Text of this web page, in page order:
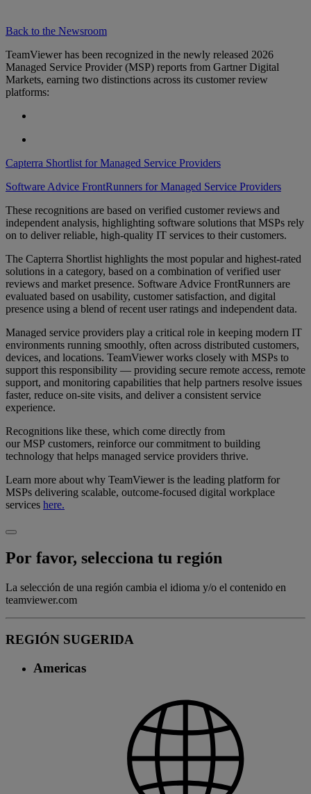
Back to the Newsroom
TeamViewer has been recognized in the newly released 2026
Managed Service Provider (MSP) reports from Gartner Digital
Markets, earning two distinctions across its customer review
platforms:
Capterra Shortlist for Managed Service Providers
Software Advice FrontRunners for Managed Service Providers
These recognitions are based on verified customer reviews and
independent analysis, highlighting software solutions that MSPs rely
on to deliver reliable, high-quality IT services to their customers.
The Capterra Shortlist highlights the most popular and highest-rated
solutions in a category, based on a combination of verified user
reviews and market presence. Software Advice FrontRunners are
evaluated based on usability, customer satisfaction, and digital
presence using a blend of recent user ratings and independent data.
Managed service providers play a critical role in keeping modern IT
environments running smoothly, often across distributed customers,
devices, and locations. TeamViewer works closely with MSPs to
support this responsibility — providing secure remote access, remote
support, and monitoring capabilities that help partners resolve issues
faster, reduce on-site visits, and deliver a consistent service
experience.
Recognitions like these, which come directly from
our MSP customers, reinforce our commitment to building
technology that helps managed service providers thrive.
Learn more about why TeamViewer is the leading platform for
MSPs delivering scalable, outcome-focused digital workplace
services here.
Por favor, selecciona tu región
La selección de una región cambia el idioma y/o el contenido en
teamviewer.com
REGIÓN SUGERIDA
Americas